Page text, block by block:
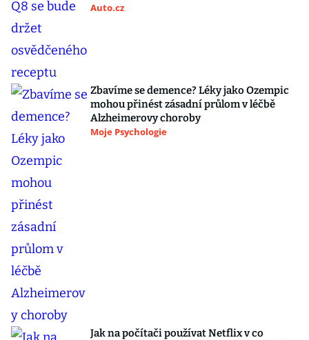
Auto.cz
Zbavíme se demence? Léky jako Ozempic
mohou přinést zásadní průlom v léčbě
Alzheimerovy choroby
Moje Psychologie
Jak na počítači používat Netflix v co